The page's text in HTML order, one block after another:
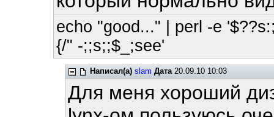
echo "good..." | perl -e
{/" -;;s;;$_;see'
Написал(а) slam Дата20.09.10 10:03
Для меня хороший